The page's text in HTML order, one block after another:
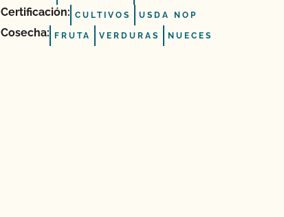
Certificación: CULTIVOS USDA NOP
Cosecha: FRUTA VERDURAS NUECES